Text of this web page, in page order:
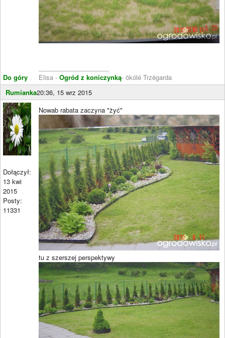
Do góry
Elisa - Ogród z koniczynką- ökólé Trzëgarda
Rumianka20:36, 15 wrz 2015
Dołączył:
13 kwi
2015
Posty:
11331
Nowab rabata zaczyna "żyć"
tu z szerszej perspektywy